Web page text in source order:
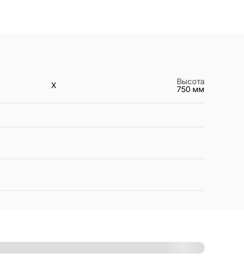
X
Высота
750 мм